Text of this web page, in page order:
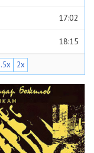
17:02
18:15
00:11
2x